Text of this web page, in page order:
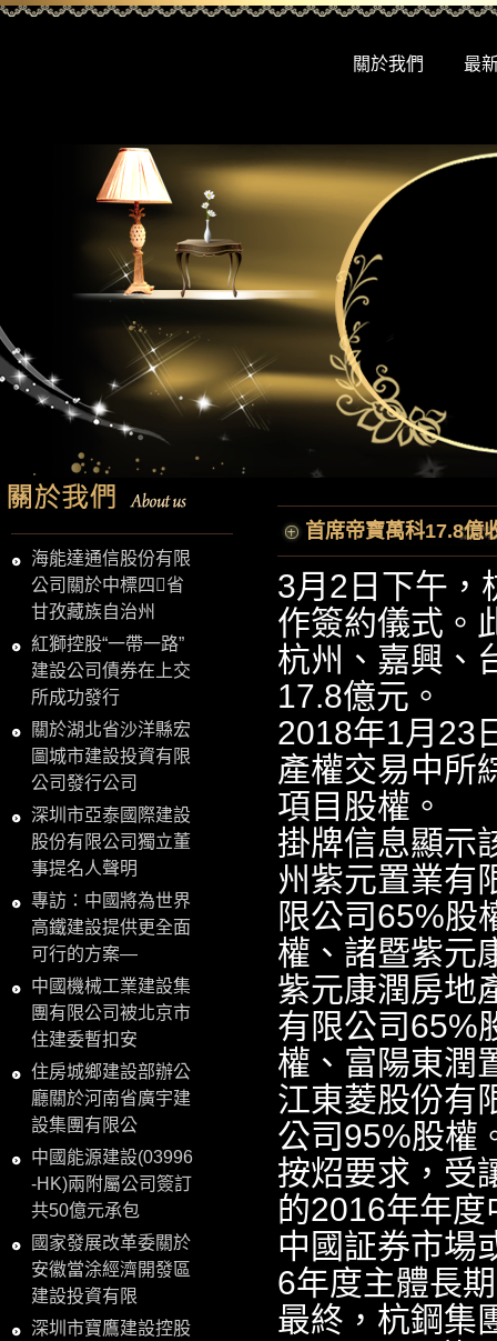
關於我們 最
海能達通信股份有限
公司關於中標四省
甘孜藏族自治州
紅獅控股“一帶一路”
建設公司債券在上交
所成功發行
關於湖北省沙洋縣宏
圖城市建設投資有限
公司發行公司
深圳市亞泰國際建設
股份有限公司獨立董
事提名人聲明
專訪：中國將為世界
高鐵建設提供更全面
可行的方案—
中國機械工業建設集
團有限公司被北京市
住建委暫扣安
住房城鄉建設部辦公
廳關於河南省廣宇建
設集團有限公
中國能源建設(03996
-HK)兩附屬公司簽訂
共50億元承包
國家發展改革委關於
安徽當涂經濟開發區
建設投資有限
深圳市寶鷹建設控股
首席帝寶萬科17.8億
3月2日下午，
作簽約儀式。
杭州、嘉興、
17.8億元。
2018年1月23
產權交易中所
項目股權。
掛牌信息顯示
州紫元置業有
限公司65%股
權、諸暨紫元
紫元康潤房地
有限公司65%
權、富陽東潤
江東菱股份有
公司95%股權
按炤要求，受
的2016年年
中國証券市場
6年度主體長
最終，杭鋼集